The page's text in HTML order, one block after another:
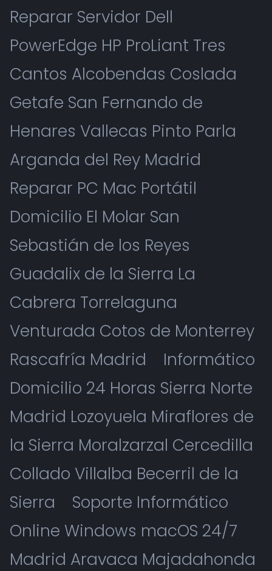
Reparar Servidor Dell
PowerEdge HP ProLiant Tres
Cantos Alcobendas Coslada
Getafe San Fernando de
Henares Vallecas Pinto Parla
Arganda del Rey Madrid
Reparar PC Mac Portátil
Domicilio El Molar San
Sebastián de los Reyes
Guadalix de la Sierra La
Cabrera Torrelaguna
Venturada Cotos de Monterrey
Rascafría Madrid
Informático
Domicilio 24 Horas Sierra Norte
Madrid Lozoyuela Miraflores de
la Sierra Moralzarzal Cercedilla
Collado Villalba Becerril de la
Sierra
Soporte Informático
Online Windows macOS 24/7
Madrid Aravaca Majadahonda